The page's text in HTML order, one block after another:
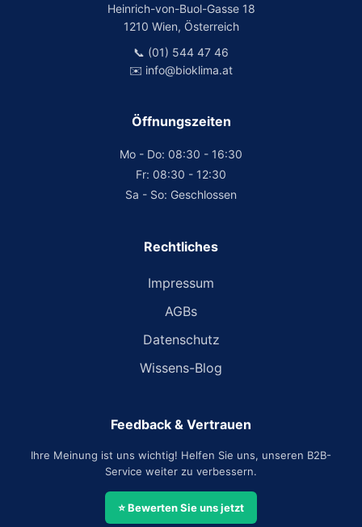
Heinrich-von-Buol-Gasse 18
1210 Wien, Österreich
📞 (01) 544 47 46
✉️ info@bioklima.at
Öffnungszeiten
Mo - Do: 08:30 - 16:30
Fr: 08:30 - 12:30
Sa - So: Geschlossen
Rechtliches
Impressum
AGBs
Datenschutz
Wissens-Blog
Feedback & Vertrauen
Ihre Meinung ist uns wichtig! Helfen Sie uns, unseren B2B-
Service weiter zu verbessern.
⭐ Bewerten Sie uns jetzt